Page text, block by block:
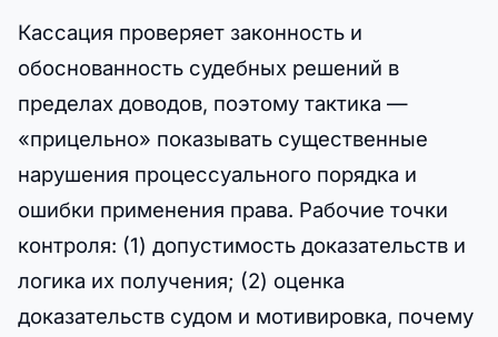
Кассация проверяет законность и
обоснованность судебных решений в
пределах доводов, поэтому тактика —
«прицельно» показывать существенные
нарушения процессуального порядка и
ошибки применения права. Рабочие точки
контроля: (1) допустимость доказательств и
логика их получения; (2) оценка
доказательств судом и мотивировка, почему